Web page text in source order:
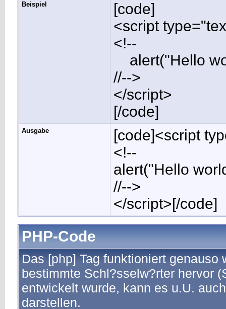
Beispiel
[code]
<script
<!--
alert("Hello
//-->
</script>
[/code]
Ausgabe
[code]<script
<!--
alert("Hello
//-->
</script>[/code]
PHP-Code
Das [php] Tag funktioniert
bestimmte Schl?sselw?rter hervor
entwickelt wurde, kann es u.U.
darstellen.